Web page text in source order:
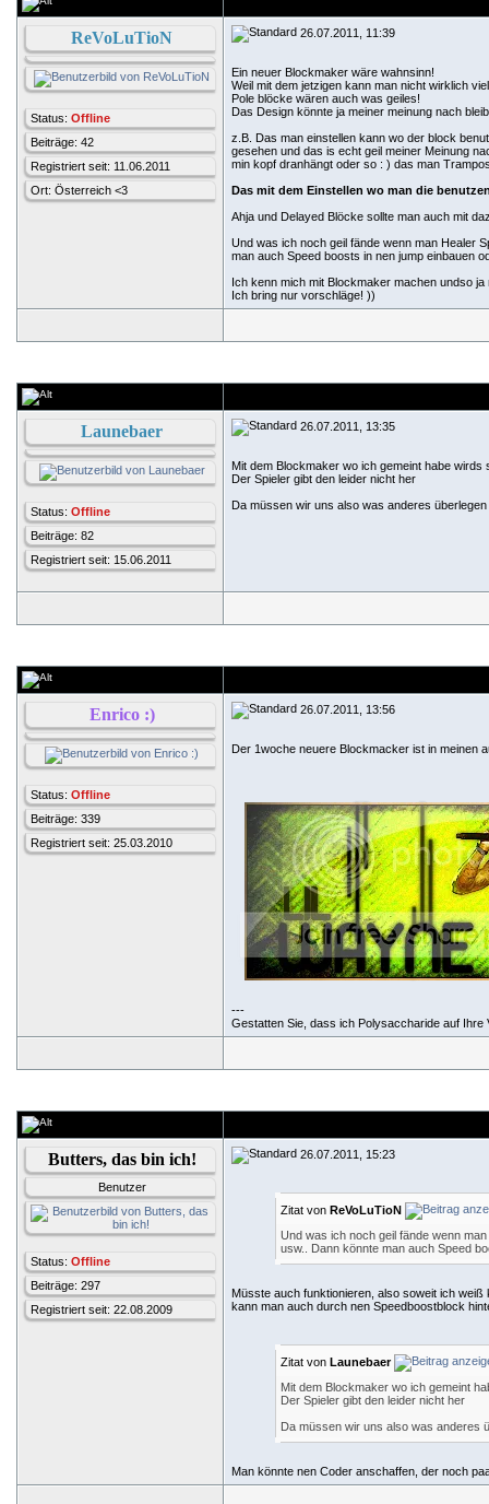
ReVoLuTioN
Status: Offline
Beiträge: 42
Registriert seit: 11.06.2011
Ort: Österreich <3
26.07.2011, 11:39
Ein neuer Blockmaker wäre wahnsinn!
Weil mit dem jetzigen kann man nicht wirklich
Pole blöcke wären auch was geiles!
Das Design könnte ja meiner meinung nach
z.B. Das man einstellen kann wo der block
gesehen und das is echt geil meiner Meinung
min kopf dranhängt oder so : ) das man
Das mit dem Einstellen wo man die
Ahja und Delayed Blöcke sollte man auch mit
Und was ich noch geil fände wenn man Healer
man auch Speed boosts in nen jump einbauen
Ich kenn mich mit Blockmaker machen undso
Ich bring nur vorschläge! ))
Launebaer
Status: Offline
Beiträge: 82
Registriert seit: 15.06.2011
26.07.2011, 13:35
Mit dem Blockmaker wo ich gemeint habe wirds
Der Spieler gibt den leider nicht her
Da müssen wir uns also was anderes überlegen
Enrico :)
Status: Offline
Beiträge: 339
Registriert seit: 25.03.2010
26.07.2011, 13:56
Der 1woche neuere Blockmacker ist in meinen
---
Gestatten Sie, dass ich Polysaccharide auf Ihre
Butters, das bin ich!
Benutzer
Status: Offline
Beiträge: 297
Registriert seit: 22.08.2009
26.07.2011, 15:23
Zitat von ReVoLuTioN
Und was ich noch geil fände wenn
usw.. Dann könnte man auch Speed
Müsste auch funktionieren, also soweit ich
kann man auch durch nen Speedboostblock
Zitat von Launebaer
Mit dem Blockmaker wo ich gemeint
Der Spieler gibt den leider nicht her
Da müssen wir uns also was anderes
Man könnte nen Coder anschaffen, der noch